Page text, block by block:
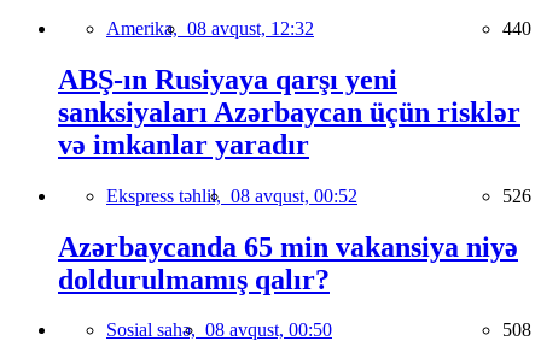
Amerika, 08 avqust, 12:32 440
ABŞ-ın Rusiyaya qarşı yeni
sanksiyaları Azərbaycan üçün risklər
və imkanlar yaradır
Ekspress təhlil, 08 avqust, 00:52 526
Azərbaycanda 65 min vakansiya niyə
doldurulmamış qalır?
Sosial sahə, 08 avqust, 00:50 508